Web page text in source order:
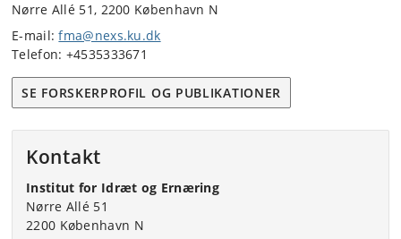
Nørre Allé 51, 2200 København N
E-mail:fma@nexs.ku.dk
Telefon: +4535333671
SE FORSKERPROFIL OG PUBLIKATIONER
Kontakt
Institut for Idræt og Ernæring
Nørre Allé 51
2200 København N